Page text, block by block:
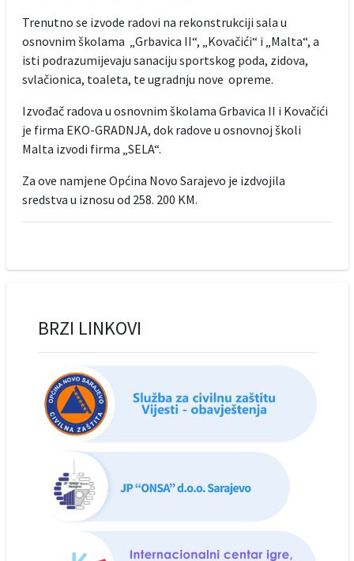
Trenutno se izvode radovi na rekonstrukciji sala u
osnovnim školama „Grbavica II“, „Kovačići“ i „Malta“, a
isti podrazumijevaju sanaciju sportskog poda, zidova,
svlačionica, toaleta, te ugradnju nove opreme.
Izvođač radova u osnovnim školama Grbavica II i Kovačići
je firma EKO-GRADNJA, dok radove u osnovnoj školi
Malta izvodi firma „SELA“.
Za ove namjene Općina Novo Sarajevo je izdvojila
sredstva u iznosu od 258. 200 KM.
BRZI LINKOVI